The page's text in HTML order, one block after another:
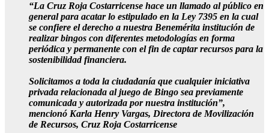
“La Cruz Roja Costarricense hace un llamado al público en
general para acatar lo estipulado en la Ley 7395 en la cual
se confiere el derecho a nuestra Benemérita institución de
realizar bingos con diferentes metodologías en forma
periódica y permanente con el fin de captar recursos para la
sostenibilidad financiera.
Solicitamos a toda la ciudadanía que cualquier iniciativa
privada relacionada al juego de Bingo sea previamente
comunicada y autorizada por nuestra institución”,
mencionó Karla Henry Vargas, Directora de Movilización
de Recursos, Cruz Roja Costarricense